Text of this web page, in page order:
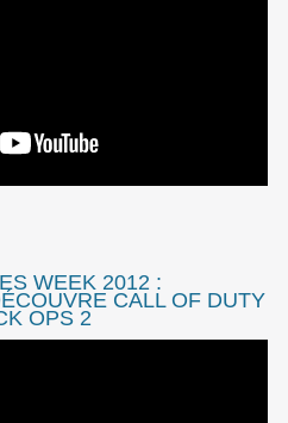
WEEK 2012 :
CALL OF DUTY
OPS 2